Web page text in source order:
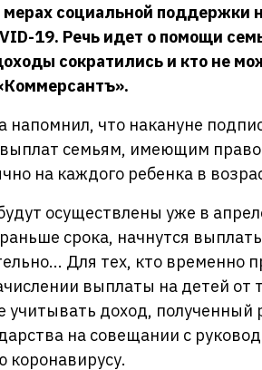
социальной поддержки
19. Речь идет о помощи
сократились и кто не
напомнил, что накануне
семьям, имеющим право
на каждого ребенка в
осуществлены уже в
срока, начнутся
Для тех, кто временно
выплаты на детей от
учитывать доход,
на совещании с
коронавирусу.